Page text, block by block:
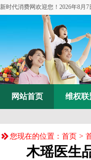
新时代消费网欢迎您！ 2026年8
网站首页 维权联
您现在的位置： 首页 >
木瑶医生